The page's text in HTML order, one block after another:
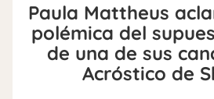
Paula Mattheus
polémica del
de una de sus
Acróstico de